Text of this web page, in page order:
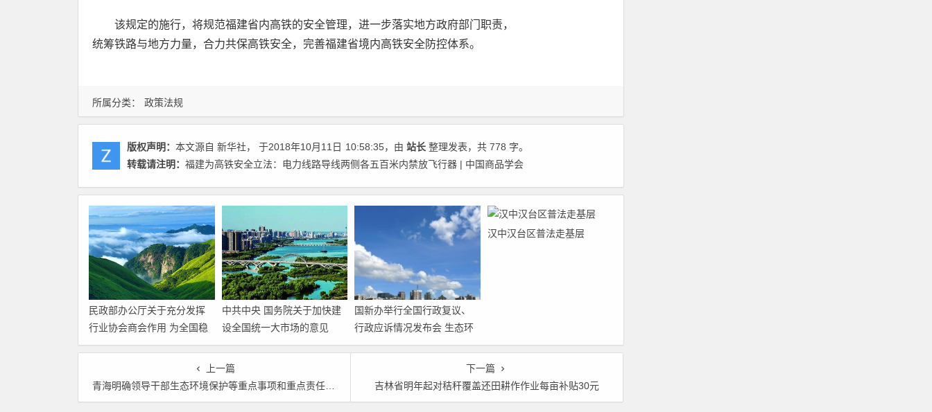
所属分类： 政策法规
该规定的施行，将规范福建省内高铁的安全管理，进一步落实地方政府部门职责，
统筹铁路与地方力量，合力共保高铁安全，完善福建省境内高铁安全防控体系。
版权声明： 本文源自 新华社， 于2018年10月11日 10:58:35，由 站长 整理发表，共 778 字。
转载请注明： 福建为高铁安全立法：电力线路导线两侧各五百米内禁放飞行器 | 中国商品学会
民政部办公厅关于充分发挥
行业协会商会作用 为全国稳
住经济大盘积极贡献力量的
中共中央 国务院关于加快建
设全国统一大市场的意见
国新办举行全国行政复议、
行政应诉情况发布会 生态环
境行政复议案件有较大增长
汉中汉台区普法走基层
上一篇
青海明确领导干部生态环境保护等重点事项和重点责任风险
下一篇
吉林省明年起对秸秆覆盖还田耕作作业每亩补贴30元